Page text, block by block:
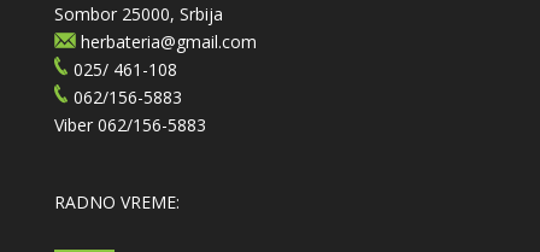
Sombor 25000, Srbija
herbateria@gmail.com
025/ 461-108
062/156-5883
Viber 062/156-5883
RADNO VREME: